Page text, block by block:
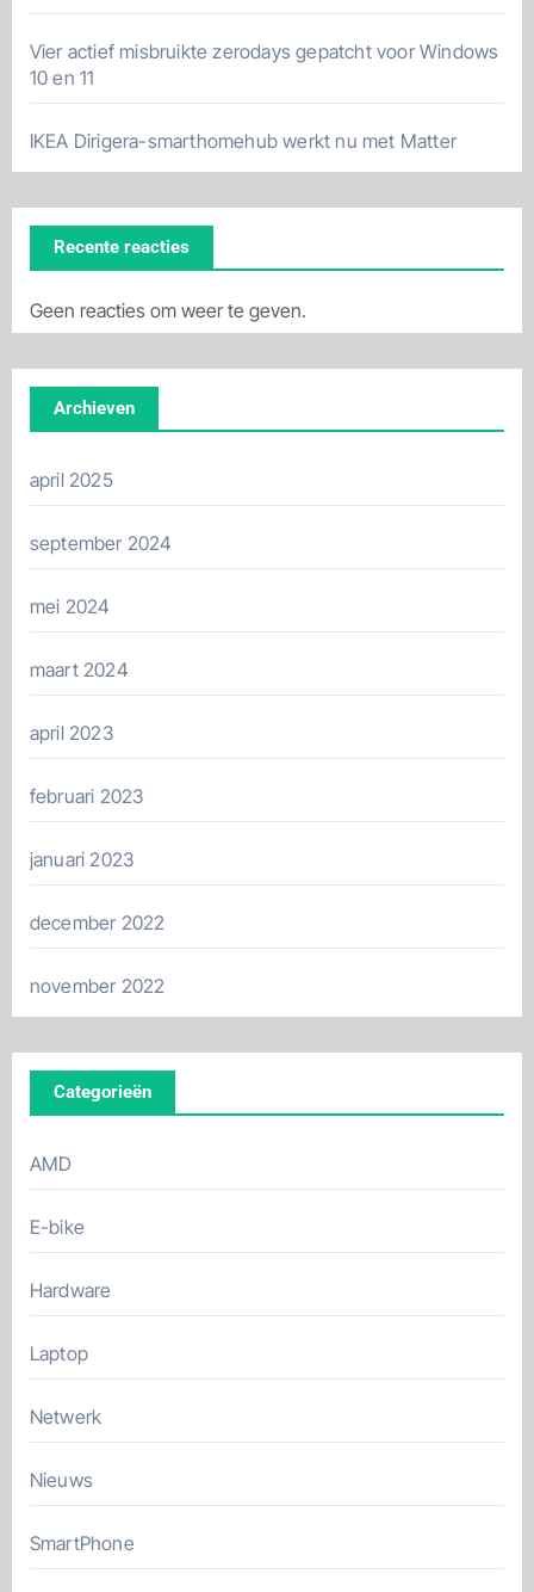
Vier actief misbruikte zerodays gepatcht voor Windows
10 en 11
IKEA Dirigera-smarthomehub werkt nu met Matter
Recente reacties
Geen reacties om weer te geven.
Archieven
april 2025
september 2024
mei 2024
maart 2024
april 2023
februari 2023
januari 2023
december 2022
november 2022
Categorieën
AMD
E-bike
Hardware
Laptop
Netwerk
Nieuws
SmartPhone